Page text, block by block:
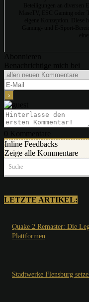
Inline Feedbacks
Zeige alle Kommentare
Suche
LETZTE ARTIKEL:
Quake 2 Remaster: Die
Plattformen
Stadtwerke Flensburg